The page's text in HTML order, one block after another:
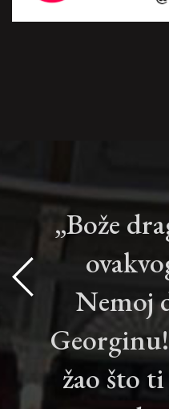
„Bože
Nemoj
žao što